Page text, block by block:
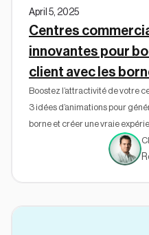
April 5, 2025
Centres
innovantes pour
client avec les
Boostez l’attractivité de votre
3 idées d’animations pour
borne et créer une vraie